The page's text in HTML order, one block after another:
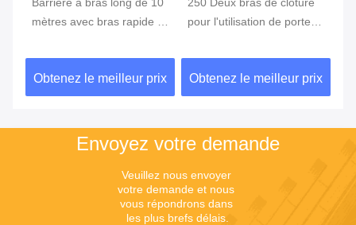
mètres avec bras rapide à
Obtenez le meilleur prix
pour l'utilisation de portes
de rampe et pour les sites
de hauteur et de largeur
limitées
Obtenez le meilleur prix
Envoyez votre demande
Veuillez nous envoyer
votre demande et nous
vous répondrons dans
les plus brefs délais.